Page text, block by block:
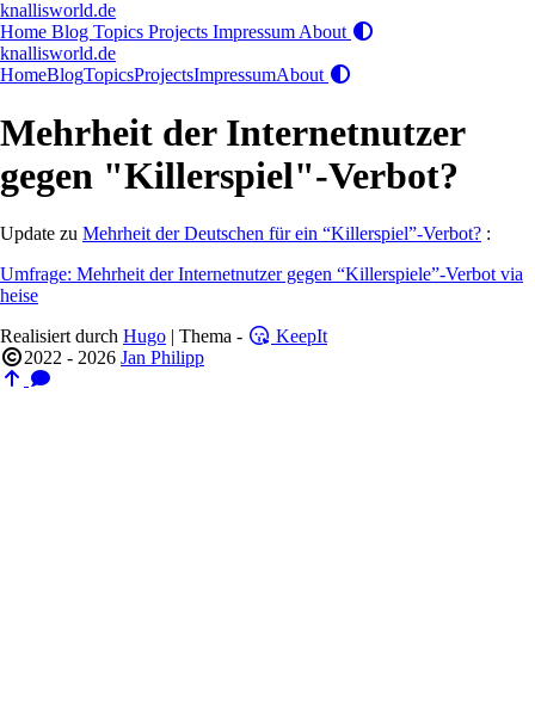
knallisworld.de
Home Blog Topics Projects Impressum About
knallisworld.de
HomeBlogTopicsProjectsImpressumAbout
Mehrheit der Internetnutzer
gegen "Killerspiel"-Verbot?
Update zu Mehrheit der Deutschen für ein “Killerspiel”-Verbot? :
Umfrage: Mehrheit der Internetnutzer gegen “Killerspiele”-Verbot via
heise
Realisiert durch Hugo | Thema -
KeepIt
2022 - 2026 Jan Philipp